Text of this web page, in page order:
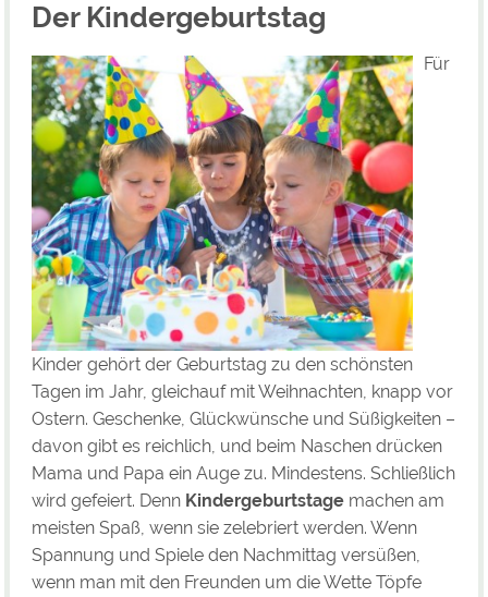
Der Kindergeburtstag
Für
Kinder gehört der Geburtstag zu den schönsten
Tagen im Jahr, gleichauf mit Weihnachten, knapp vor
Ostern. Geschenke, Glückwünsche und Süßigkeiten –
davon gibt es reichlich, und beim Naschen drücken
Mama und Papa ein Auge zu. Mindestens. Schließlich
wird gefeiert. Denn Kindergeburtstagemachen am
meisten Spaß, wenn sie zelebriert werden. Wenn
Spannung und Spiele den Nachmittag versüßen,
wenn man mit den Freunden um die Wette Töpfe